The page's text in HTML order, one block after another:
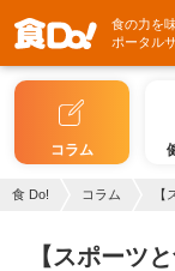
食の力を
ポータル
コラム
食 Do! コラム
【スポーツ